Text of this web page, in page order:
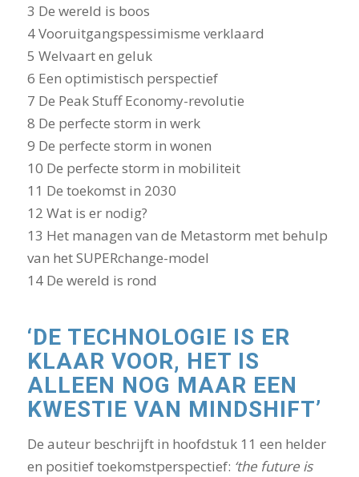
3 De wereld is boos
4 Vooruitgangspessimisme verklaard
5 Welvaart en geluk
6 Een optimistisch perspectief
7 De Peak Stuff Economy-revolutie
8 De perfecte storm in werk
9 De perfecte storm in wonen
10 De perfecte storm in mobiliteit
11 De toekomst in 2030
12 Wat is er nodig?
13 Het managen van de Metastorm met behulp
van het SUPERchange-model
14 De wereld is rond
‘DE TECHNOLOGIE IS ER
KLAAR VOOR, HET IS
ALLEEN NOG MAAR EEN
KWESTIE VAN MINDSHIFT’
De auteur beschrijft in hoofdstuk 11 een helder
en positief toekomstperspectief: ‘the future is